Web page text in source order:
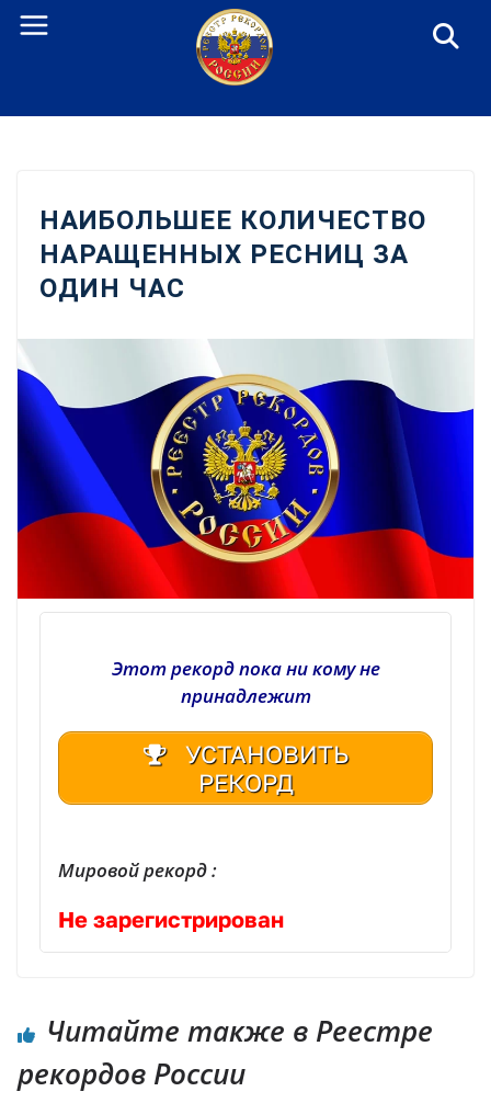
Перейти
НАИБОЛЬШЕЕ КОЛИЧЕСТВО
НАРАЩЕННЫХ РЕСНИЦ ЗА
ОДИН ЧАС
Этот рекорд пока ни кому не
принадлежит
УСТАНОВИТЬ
РЕКОРД
Мировой рекорд :
Не зарегистрирован
Читайте также в Реестре
рекордов России